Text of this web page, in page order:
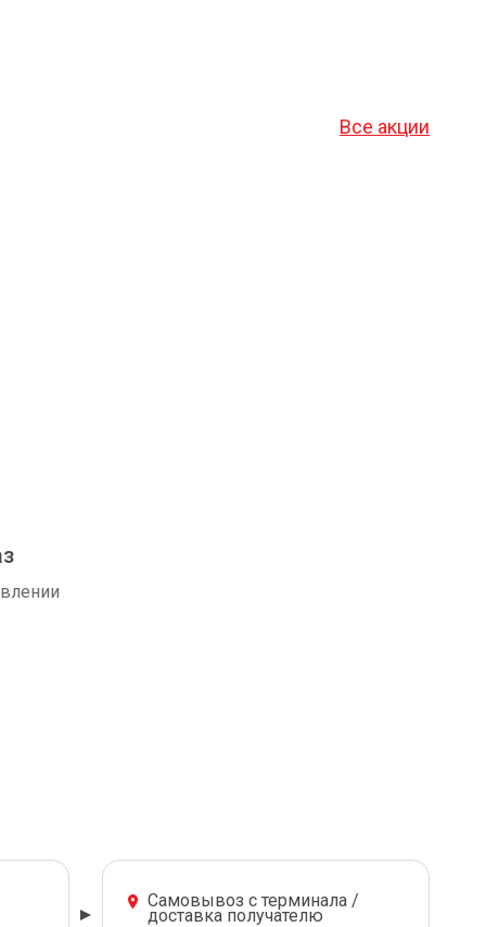
Все акции
Самовывоз с терминала /
доставка получателю